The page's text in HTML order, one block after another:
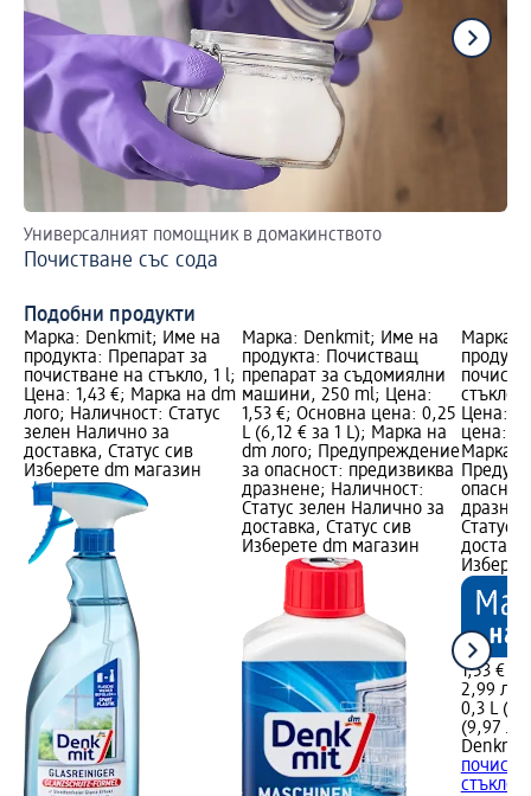
Универсалният помощник в домакинството
Почистване със сода
Подобни продукти
Марка: Denkmit; Име на
продукта: Препарат за
почистване на стъкло, 1 l;
Цена: 1,43 €; Марка на dm
лого; Наличност: Статус
зелен Налично за
доставка, Статус сив
Изберете dm магазин
Марка: Denkmit; Име на
продукта: Почистващ
препарат за съдомиялни
машини, 250 ml; Цена:
1,53 €; Основна цена: 0,25
L (6,12 € за 1 L); Марка на
dm лого; Предупреждение
за опасност: предизвиква
дразнене; Наличност:
Статус зелен Налично за
доставка, Статус сив
Изберете dm магазин
Марка:
Цена:
цена:
Марка
Статус
1,53 €
2,99 лв.
0,3 L
(9,97
Denkmit